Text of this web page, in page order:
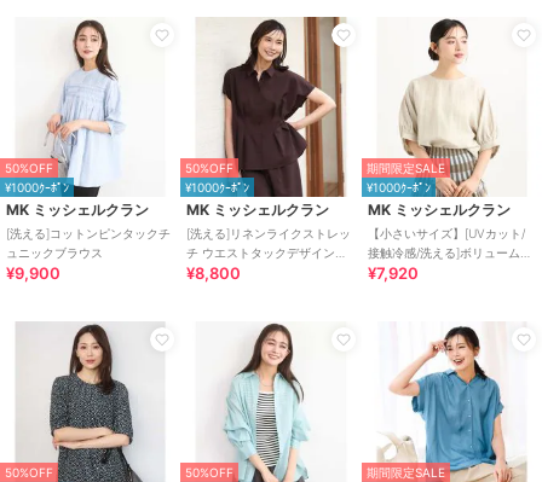
50%OFF
¥1000ｸｰﾎﾟﾝ
MK ミッシェルクラン
[洗える]コットンピンタックチ
ュニックブラウス
¥9,900
50%OFF
¥1000ｸｰﾎﾟﾝ
MK ミッシェルクラン
[洗える]リネンライクストレッ
チ ウエストタックデザイン衿
付きブラウス
¥8,800
期間限定SALE
¥1000ｸｰﾎﾟﾝ
MK ミッシェルクラン
【小さいサイズ】[UVカット/
接触冷感/洗える]ボリュームス
リーブブラウス
¥7,920
50%OFF
50%OFF
期間限定SALE